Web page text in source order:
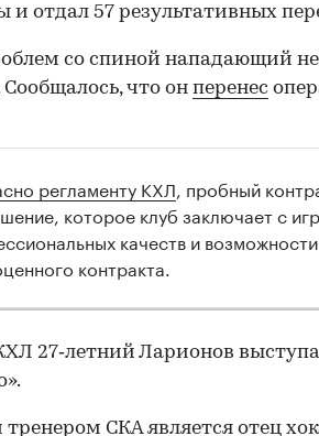
и отдал 57 результативных
со спиной нападающий
Сообщалось, что он перенес
регламенту КХЛ , пробный
которое клуб заключает с
качеств и
контракта.
27‑летний Ларионов
СКА является отец